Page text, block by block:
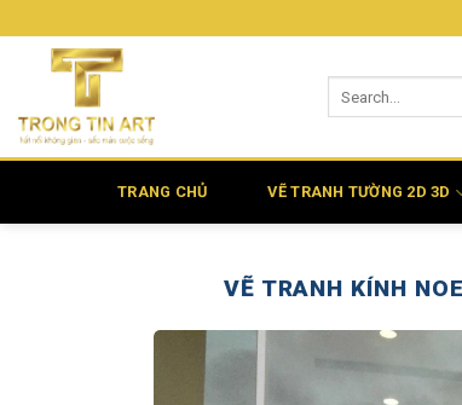
qua
TRANG CHỦ VẼ TRANH TƯỜNG 2D 3D
VẼ TRANH KÍNH